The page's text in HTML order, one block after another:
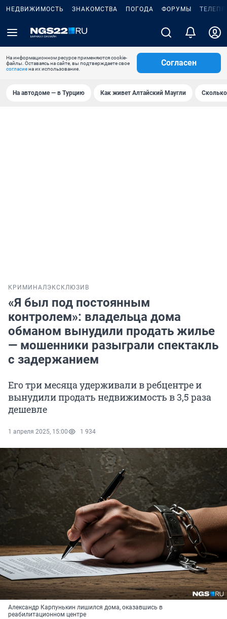
НЕДВИЖИМОСТЬ ЗНАКОМСТВА ПОГОДА ФОРУМЫ
На информационном ресурсе применяются cookie-
файлы. Оставаясь на сайте, вы подтверждаете свое
согласиена их использование.
Согласен
На автодоме — в Турцию Как живет Алтайский Маугли
КРИМИНАЛ ЭКСКЛЮЗИВ
«Я был под постоянным
контролем»: владельца дома
обманом вынудили продать жилье
— мошенники разыграли спектакль
с задержанием
Его три месяца удерживали в ребцентре и
вынудили продать недвижимость в 3,5 раза
дешевле
1 апреля 2025, 15:00 1 934
Александр Карпунькин лишился дома, оказавшись в
реабилитационном центре